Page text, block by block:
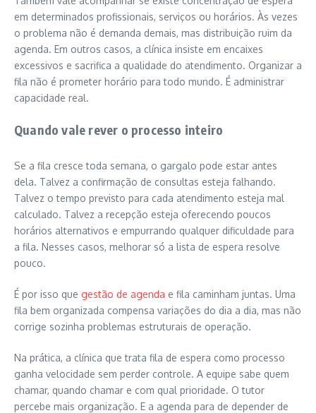
em determinados profissionais, serviços ou horários. Às vezes
o problema não é demanda demais, mas distribuição ruim da
agenda. Em outros casos, a clínica insiste em encaixes
excessivos e sacrifica a qualidade do atendimento. Organizar a
fila não é prometer horário para todo mundo. É administrar
capacidade real.
Quando vale rever o processo inteiro
Se a fila cresce toda semana, o gargalo pode estar antes
dela. Talvez a confirmação de consultas esteja falhando.
Talvez o tempo previsto para cada atendimento esteja mal
calculado. Talvez a recepção esteja oferecendo poucos
horários alternativos e empurrando qualquer dificuldade para
a fila. Nesses casos, melhorar só a lista de espera resolve
pouco.
É por isso que gestão de agenda e fila caminham juntas. Uma
fila bem organizada compensa variações do dia a dia, mas não
corrige sozinha problemas estruturais de operação.
Na prática, a clínica que trata fila de espera como processo
ganha velocidade sem perder controle. A equipe sabe quem
chamar, quando chamar e com qual prioridade. O tutor
percebe mais organização. E a agenda para de depender de